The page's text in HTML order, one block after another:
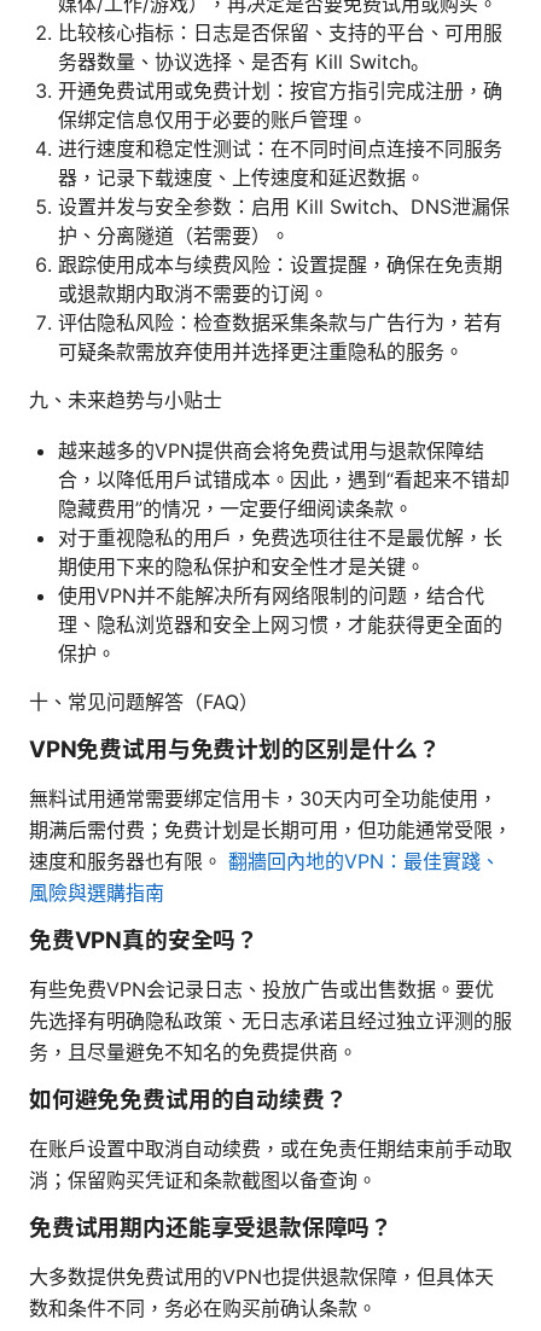
比较核心指标：日志是否保留、支持的平台、可用服
务器数量、协议选择、是否有 Kill Switch。
开通免费试用或免费计划：按官方指引完成注册，确
保绑定信息仅用于必要的账户管理。
进行速度和稳定性测试：在不同时间点连接不同服务
器，记录下载速度、上传速度和延迟数据。
设置并发与安全参数：启用 Kill Switch、DNS泄漏保
护、分离隧道（若需要）。
跟踪使用成本与续费风险：设置提醒，确保在免责期
或退款期内取消不需要的订阅。
评估隐私风险：检查数据采集条款与广告行为，若有
可疑条款需放弃使用并选择更注重隐私的服务。
九、未来趋势与小贴士
越来越多的VPN提供商会将免费试用与退款保障结
合，以降低用户试错成本。因此，遇到“看起来不错却
隐藏费用”的情况，一定要仔细阅读条款。
对于重视隐私的用户，免费选项往往不是最优解，长
期使用下来的隐私保护和安全性才是关键。
使用VPN并不能解决所有网络限制的问题，结合代
理、隐私浏览器和安全上网习惯，才能获得更全面的
保护。
十、常见问题解答（FAQ）
VPN免费试用与免费计划的区别是什么？
無料试用通常需要绑定信用卡，30天内可全功能使用，
期满后需付费；免费计划是长期可用，但功能通常受限，
速度和服务器也有限。 翻牆回內地的VPN：最佳實踐、
風險與選購指南
免费VPN真的安全吗？
有些免费VPN会记录日志、投放广告或出售数据。要优
先选择有明确隐私政策、无日志承诺且经过独立评测的服
务，且尽量避免不知名的免费提供商。
如何避免免费试用的自动续费？
在账户设置中取消自动续费，或在免责任期结束前手动取
消；保留购买凭证和条款截图以备查询。
免费试用期内还能享受退款保障吗？
大多数提供免费试用的VPN也提供退款保障，但具体天
数和条件不同，务必在购买前确认条款。